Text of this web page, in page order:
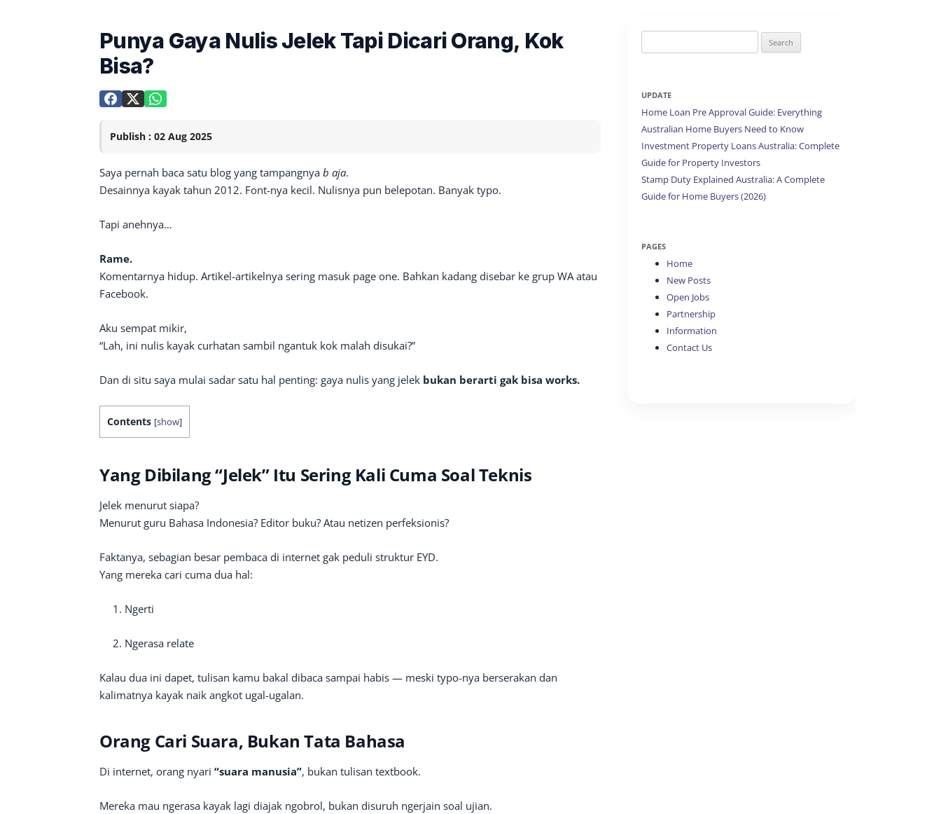
Punya Gaya Nulis Jelek Tapi Dicari Orang, Kok
Bisa?
Publish : 02 Aug 2025
Saya pernah baca satu blog yang tampangnya b aja.
Desainnya kayak tahun 2012. Font-nya kecil. Nulisnya pun belepotan. Banyak typo.
Tapi anehnya…
Rame.
Komentarnya hidup. Artikel-artikelnya sering masuk page one. Bahkan kadang disebar ke grup WA atau
Facebook.
Aku sempat mikir,
“Lah, ini nulis kayak curhatan sambil ngantuk kok malah disukai?”
Dan di situ saya mulai sadar satu hal penting: gaya nulis yang jelek bukan berarti gak bisa works.
Contents [show]
Yang Dibilang “Jelek” Itu Sering Kali Cuma Soal Teknis
Jelek menurut siapa?
Menurut guru Bahasa Indonesia? Editor buku? Atau netizen perfeksionis?
Faktanya, sebagian besar pembaca di internet gak peduli struktur EYD.
Yang mereka cari cuma dua hal:
Ngerti
Ngerasa relate
Kalau dua ini dapet, tulisan kamu bakal dibaca sampai habis — meski typo-nya berserakan dan
kalimatnya kayak naik angkot ugal-ugalan.
Orang Cari Suara, Bukan Tata Bahasa
Di internet, orang nyari “suara manusia”, bukan tulisan textbook.
Mereka mau ngerasa kayak lagi diajak ngobrol, bukan disuruh ngerjain soal ujian.
for:
UPDATE
Home Loan Pre Approval Guide: Everything
Australian Home Buyers Need to Know
Investment Property Loans Australia: Complete
Guide for Property Investors
Stamp Duty Explained Australia: A Complete
Guide for Home Buyers (2026)
PAGES
Home
New Posts
Open Jobs
Partnership
Information
Contact Us